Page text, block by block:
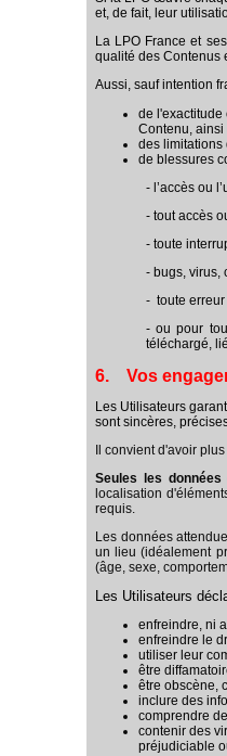
et, de fait, leur
La LPO France et
qualité des Contenus
Aussi, sauf intention
de l'exactitude
Contenu, ainsi
des limitations
de blessures
- l’accès ou
- tout accès
- toute
- bugs, virus,
- toute
- ou pour
téléchargé,
6. Vos
Les Utilisateurs
sont sincères,
Il convient d'avoir plus
Seules les
localisation
requis.
Les données
un lieu (idéalement
(âge, sexe,
Les Utilisateurs
enfreindre, ni
enfreindre le
utiliser leur
être
être obscène,
inclure des
comprendre
contenir des
préjudiciable